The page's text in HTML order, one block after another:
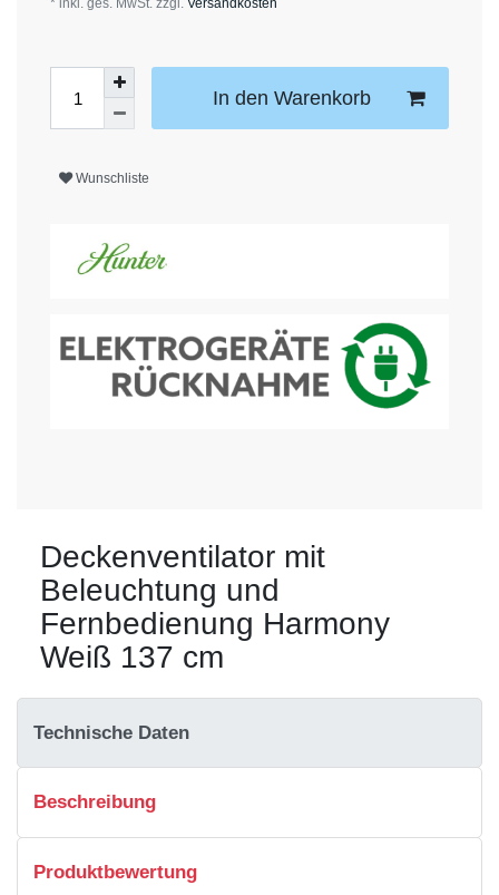
* inkl. ges. MwSt. zzgl. Versandkosten
In den Warenkorb
Wunschliste
Deckenventilator mit
Beleuchtung und
Fernbedienung Harmony
Weiß 137 cm
Technische Daten
Beschreibung
Produktbewertung